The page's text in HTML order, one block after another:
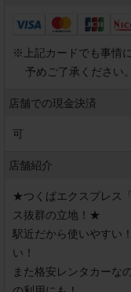
※
上記カードでも事情
予めご了承ください。
店舗での現金決済
可
店舗紹介
★つくばエクスプレス
ス抜群の立地！★
駅近だから使いやすい
い！
また格安レンタカーな